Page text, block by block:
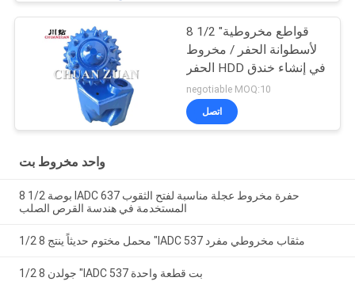
8 1/2 "قواطع مخروطية
لأسطوانة الحفر / مخروط
الحفر HDD في إنشاء خندق
negotiable MOQ:10
اتصل
واحد مخروط بت
8 1/2 بوصة IADC 637 حفرة مخروط عجلة مناسبة لفتح الثقوب
المستخدمة في هندسة القرص الصلب
محمل مختوم حديثاً ينتج 8 1/2 "IADC 537 مثقاب مخروطي مفرد
جولدن 8 1/2 "IADC 537 بت قطعة واحدة